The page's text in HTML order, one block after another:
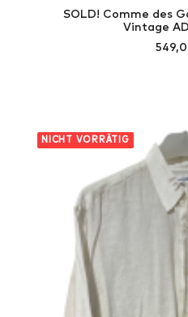
SOLD! Comme des
Vintage
NICHT VORRÄTIG